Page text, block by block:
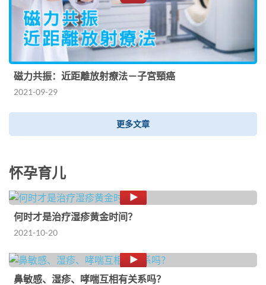
磁力共振：近距離放射療法－子宮頸癌
2021-09-29
更多文章
怀孕育儿
何时才是治疗湿疹黄金时间？
2021-10-20
鼻敏感、湿疹、哮喘互相有关系吗？